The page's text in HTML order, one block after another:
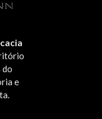
do
e